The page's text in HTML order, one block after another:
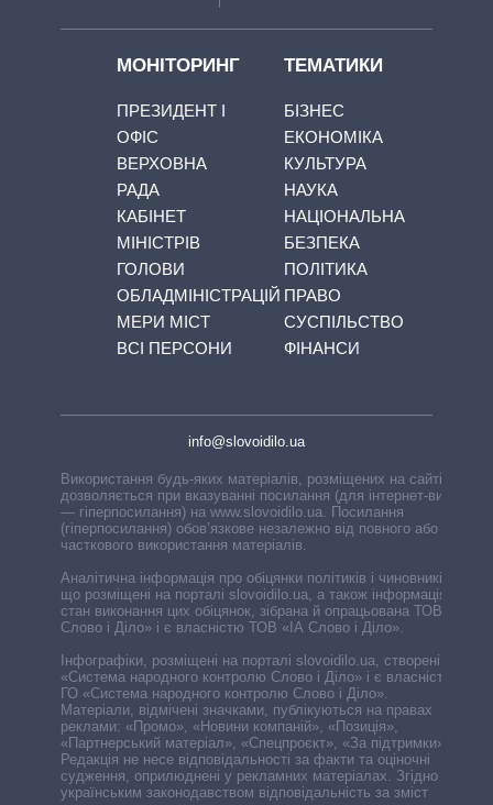
МОНІТОРИНГ
ПРЕЗИДЕНТ І
ОФІС
ВЕРХОВНА
РАДА
КАБІНЕТ
МІНІСТРІВ
ГОЛОВИ
ОБЛАДМІНІСТРАЦІЙ
МЕРИ МІСТ
ВСІ ПЕРСОНИ
ТЕМАТИКИ
БІЗНЕС
ЕКОНОМІКА
КУЛЬТУРА
НАУКА
НАЦІОНАЛЬНА
БЕЗПЕКА
ПОЛІТИКА
ПРАВО
СУСПІЛЬСТВО
ФІНАНСИ
info@slovoidilo.ua
Використання будь-яких матеріалів, розміщених на сайті,
дозволяється при вказуванні посилання (для інтернет-видань
— гіперпосилання) на www.slovoidilo.ua. Посилання
(гіперпосилання) обов’язкове незалежно від повного або
часткового використання матеріалів.
Аналітична інформація про обіцянки політиків і чиновників,
що розміщені на порталі slovoidilo.ua, а також інформація про
стан виконання цих обіцянок, зібрана й опрацьована ТОВ «ІА
Слово і Діло» і є власністю ТОВ «ІА Слово і Діло».
Інфографіки, розміщені на порталі slovoidilo.ua, створені ГО
«Система народного контролю Слово і Діло» і є власністю
ГО «Система народного контролю Слово і Діло».
Матеріали, відмічені значками, публікуються на правах
реклами: «Промо», «Новини компаній», «Позиція»,
«Партнерський матеріал», «Спецпроєкт», «За підтримки».
Редакція не несе відповідальності за факти та оціночні
судження, оприлюднені у рекламних матеріалах. Згідно з
українським законодавством відповідальність за зміст